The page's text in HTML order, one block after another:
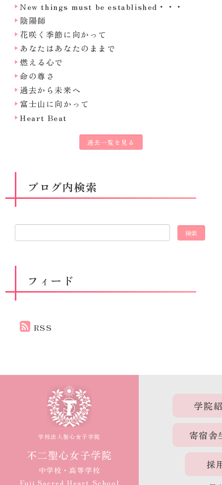
New things must be established・・・
陰陽師
花咲く季節に向かって
あなたはあなたのままで
燃える心で
命の尊さ
過去から未来へ
富士山に向かって
Heart Beat
過去一覧を見る
ブログ内検索
フィード
RSS
学校法人聖心女子学院
不二聖心女子学院
中学校・高等学校
Fuji Sacred Heart School
学院
寄宿舎
採